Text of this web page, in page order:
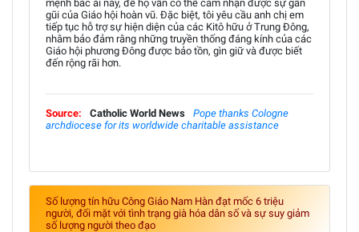
mệnh bác ái này, để họ vẫn có thể cảm nhận được sự gần
gũi của Giáo hội hoàn vũ. Đặc biệt, tôi yêu cầu anh chị em
tiếp tục hỗ trợ sự hiện diện của các Kitô hữu ở Trung Đông,
nhằm bảo đảm rằng những truyền thống đáng kính của các
Giáo hội phương Đông được bảo tồn, gìn giữ và được biết
đến rộng rãi hơn.
Source: Catholic World News
Pope thanks Cologne
archdiocese for its worldwide charitable assistance
Số lượng tín hữu Công Giáo Nam Hàn đạt mốc 6 triệu
người, đối mặt với tình trạng già hóa dân số và sự suy giảm
số lượng người theo đạo